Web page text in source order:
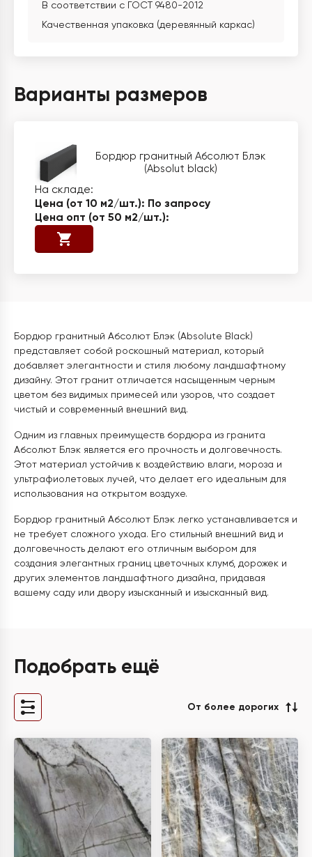
В соответствии с ГОСТ 9480-2012
Качественная упаковка (деревянный каркас)
Варианты размеров
Бордюр гранитный Абсолют Блэк
(Absolut black)
По запросу
Бордюр гранитный Абсолют Блэк (Absolute Black)
представляет собой роскошный материал, который
добавляет элегантности и стиля любому ландшафтному
дизайну. Этот гранит отличается насыщенным черным
цветом без видимых примесей или узоров, что создает
чистый и современный внешний вид.
Одним из главных преимуществ бордюра из гранита
Абсолют Блэк является его прочность и долговечность.
Этот материал устойчив к воздействию влаги, мороза и
ультрафиолетовых лучей, что делает его идеальным для
использования на открытом воздухе.
Бордюр гранитный Абсолют Блэк легко устанавливается и
не требует сложного ухода. Его стильный внешний вид и
долговечность делают его отличным выбором для
создания элегантных границ цветочных клумб, дорожек и
других элементов ландшафтного дизайна, придавая
вашему саду или двору изысканный и изысканный вид.
Подобрать ещё
От более дорогих